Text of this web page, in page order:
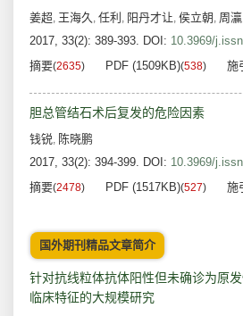
姜超, 王海久 , 任利 , 阳丹才让, 侯立朝 , 周灜
2017, 33(2): 389-393. DOI: 10.3969/
摘要(2635) PDF (1509KB)(538) 施
胆总管结石术后复发的危险因素
钱锐, 陈晓鹏
2017, 33(2): 394-399. DOI: 10.3969/
摘要(2478) PDF (1517KB)(527) 施
国外期刊精品文章简介
针对抗线粒体抗体阳性但未确诊为原
临床特征的大规模研究